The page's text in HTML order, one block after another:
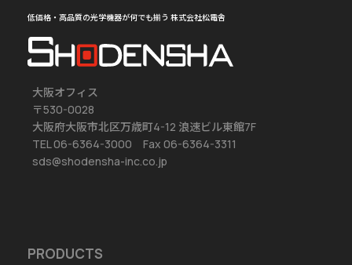
低価格・高品質の光学機器が何でも揃う 株式会社松電舎
大阪オフィス
〒530-0028
大阪府大阪市北区万歳町4-12 浪速ビル東館7F
TEL 06-6364-3000 Fax 06-6364-3311
sds@shodensha-inc.co.jp
PRODUCTS